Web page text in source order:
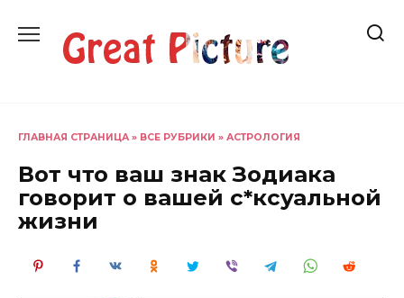
содержанию
ГЛАВНАЯ СТРАНИЦА » ВСЕ РУБРИКИ » АСТРОЛОГИЯ
Вот что ваш знак Зодиака
говорит о вашей с*ксуальной
жизни